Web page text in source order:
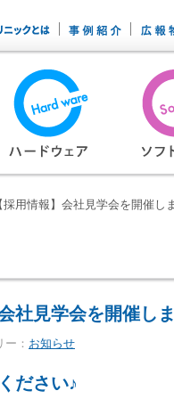
採用情報】会社見学会を開催し
社見学会を開催し
ー： お知らせ
ださい♪